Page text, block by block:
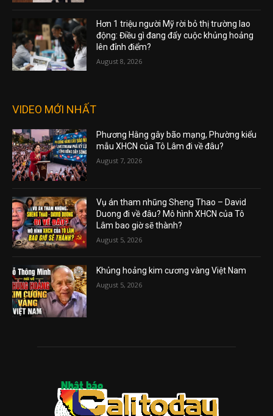
Hơn 1 triệu người Mỹ rời bỏ thị trường lao
động: Điều gì đang đẩy cuộc khủng hoảng
lên đỉnh điểm?
August 8, 2026
VIDEO MỚI NHẤT
Phương Hằng gây bão mạng, Phường kiểu
mẫu XHCN của Tô Lâm đi về đâu?
August 7, 2026
Vụ án tham nhũng Sheng Thao – David
Duong đi về đâu? Mô hình XHCN của Tô
Lâm bao giờ sẽ thành?
August 5, 2026
Khủng hoảng kim cương vàng Việt Nam
August 5, 2026